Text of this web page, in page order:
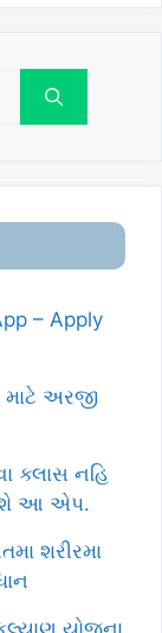
– Apply
માટે અરજી
ક્લાસ નહિ
આ એપ.
શરીરમા